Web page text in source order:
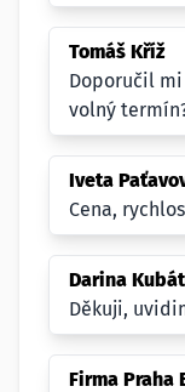
Tomáš Kříž
Doporučil mi
volný
Iveta
Cena,
Darina
Děkuji,
Firma Praha